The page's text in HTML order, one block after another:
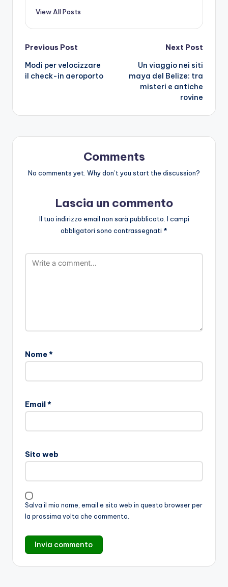
View All Posts
Post
navigation
Previous Post
Modi per velocizzare
il check-in aeroporto
Next Post
Un viaggio nei siti
maya del Belize: tra
misteri e antiche
rovine
Comments
No comments yet. Why don’t you start the discussion?
Lascia un commento
Il tuo indirizzo email non sarà pubblicato. I campi
obbligatori sono contrassegnati *
Nome*
Email *
Sito web
Salva il mio nome, email e sito web in questo browser per
la prossima volta che commento.